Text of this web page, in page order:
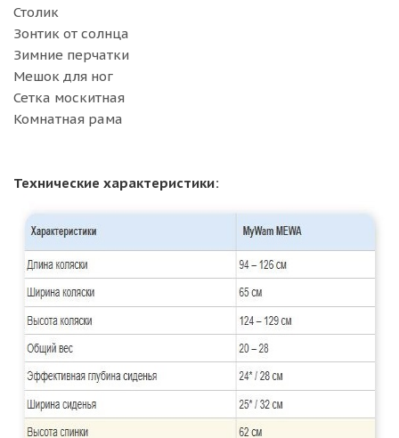
Столик
Зонтик от солнца
Зимние перчатки
Мешок для ног
Сетка москитная
Комнатная рама
Технические характеристики: